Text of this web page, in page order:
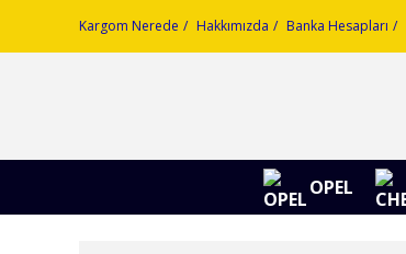
Kargom Nerede Hakkımızda Banka Hesapları
OPEL